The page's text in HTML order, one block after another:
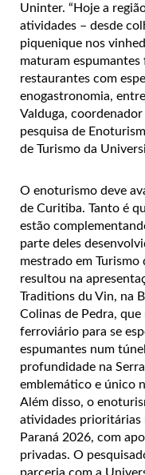
Uninter. “Hoje a
atividades – desde
piquenique nos
maturam
restaurantes com
enogastronomia,
Valduga,
pesquisa de
de Turismo da
O enoturismo deve
de Curitiba. Tanto é
estão
parte deles
mestrado em Turismo
resultou na
Traditions du Vin, na
Colinas de Pedra,
ferroviário para se
espumantes num
profundidade na
emblemático e único
Além disso, o
atividades
Paraná 2026, com
privadas. O
parceria com a